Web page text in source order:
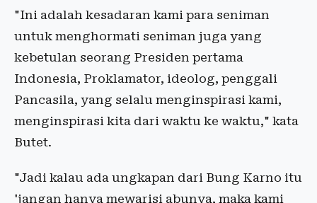
"Ini adalah kesadaran kami para seniman
untuk menghormati seniman juga yang
kebetulan seorang Presiden pertama
Indonesia, Proklamator, ideolog, penggali
Pancasila, yang selalu menginspirasi kami,
menginspirasi kita dari waktu ke waktu," kata
Butet.
"Jadi kalau ada ungkapan dari Bung Karno itu
'jangan hanya mewarisi abunya, maka kami